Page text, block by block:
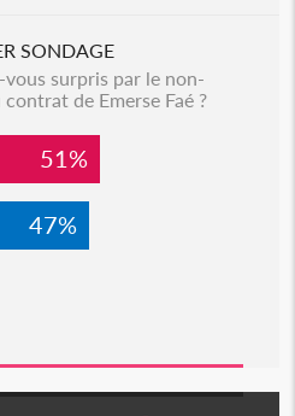
SONDAGE
surpris par le non-
de Emerse Faé ?
51%
47%